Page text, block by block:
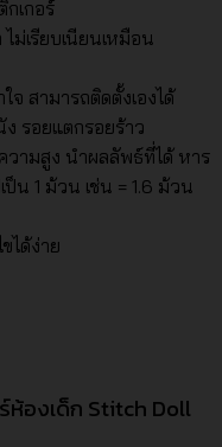
เกอร์
ม่เรียบเนียนเหมือน
จ สามารถติดตั้งเองได้
รอยแตกรอยร้าว
ามสูง นำผลลัพธ์ที่ได้ หาร
น 1 ม้วน เช่น = 1.6 ม้วน
ได้ง่าย
ห้องเด็ก Stitch Doll